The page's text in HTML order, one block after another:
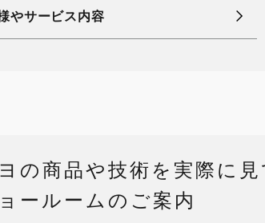
やサービス内容
の商品や技術を実際に
ールームのご案内